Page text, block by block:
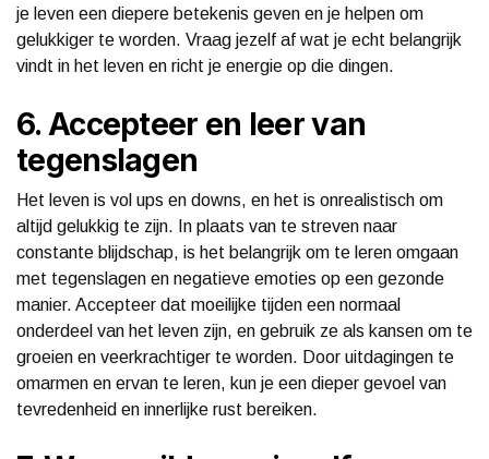
je leven een diepere betekenis geven en je helpen om
gelukkiger te worden. Vraag jezelf af wat je echt belangrijk
vindt in het leven en richt je energie op die dingen.
6. Accepteer en leer van
tegenslagen
Het leven is vol ups en downs, en het is onrealistisch om
altijd gelukkig te zijn. In plaats van te streven naar
constante blijdschap, is het belangrijk om te leren omgaan
met tegenslagen en negatieve emoties op een gezonde
manier. Accepteer dat moeilijke tijden een normaal
onderdeel van het leven zijn, en gebruik ze als kansen om te
groeien en veerkrachtiger te worden. Door uitdagingen te
omarmen en ervan te leren, kun je een dieper gevoel van
tevredenheid en innerlijke rust bereiken.